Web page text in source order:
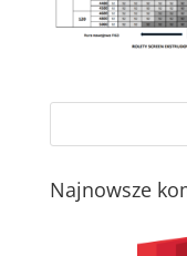
Najnowsze